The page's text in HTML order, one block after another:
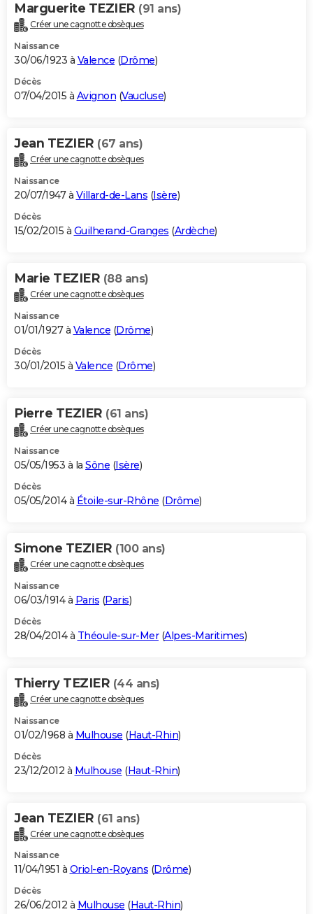
Marguerite TEZIER (91 ans)
Créer une cagnotte obsèques
Naissance
30/06/1923 à Valence (Drôme)
Décès
07/04/2015 à Avignon (Vaucluse)
Jean TEZIER (67 ans)
Créer une cagnotte obsèques
Naissance
20/07/1947 à Villard-de-Lans (Isère)
Décès
15/02/2015 à Guilherand-Granges (Ardèche)
Marie TEZIER (88 ans)
Créer une cagnotte obsèques
Naissance
01/01/1927 à Valence (Drôme)
Décès
30/01/2015 à Valence (Drôme)
Pierre TEZIER (61 ans)
Créer une cagnotte obsèques
Naissance
05/05/1953 à la Sône (Isère)
Décès
05/05/2014 à Étoile-sur-Rhône (Drôme)
Simone TEZIER (100 ans)
Créer une cagnotte obsèques
Naissance
06/03/1914 à Paris (Paris)
Décès
28/04/2014 à Théoule-sur-Mer(Alpes-Maritimes)
Thierry TEZIER (44 ans)
Créer une cagnotte obsèques
Naissance
01/02/1968 à Mulhouse (Haut-Rhin)
Décès
23/12/2012 à Mulhouse (Haut-Rhin)
Jean TEZIER (61 ans)
Créer une cagnotte obsèques
Naissance
11/04/1951 à Oriol-en-Royans (Drôme)
Décès
26/06/2012 à Mulhouse (Haut-Rhin)